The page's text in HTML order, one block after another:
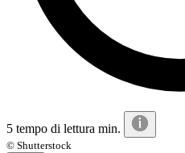
5 tempo di lettura min.
© Shutterstock